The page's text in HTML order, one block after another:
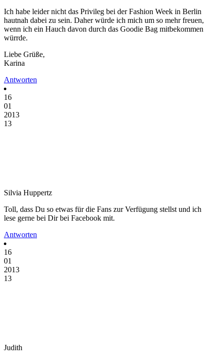
Ich habe leider nicht das Privileg bei der Fashion Week in Berlin
hautnah dabei zu sein. Daher würde ich mich um so mehr freuen,
wenn ich ein Hauch davon durch das Goodie Bag mitbekommen
würrde.
Liebe Grüße,
Karina
Antworten
16
01
2013
13
Silvia Huppertz
Toll, dass Du so etwas für die Fans zur Verfügung stellst und ich
lese gerne bei Dir bei Facebook mit.
Antworten
16
01
2013
13
Judith